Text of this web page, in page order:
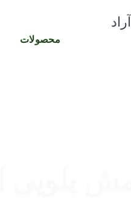
محصولات